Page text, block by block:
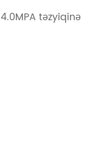
təzyiqinə